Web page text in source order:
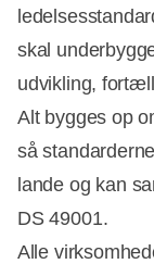
skal
udvikling,
Alt bygges op
så
lande og kan
DS 49001.
Alle